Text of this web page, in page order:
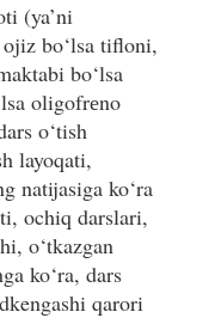
(ya’ni
ojiz bo‘lsa tifloni,
bo‘lsa
oligofrеno
o‘tish
layoqati,
natijasiga ko‘ra
ochiq darslari,
o‘tkazgan
ko‘ra, dars
qarori